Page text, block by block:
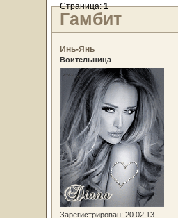
Гамбит
Страница:1
Инь-Янь
Воительница
Зарегистрирован: 20.02.13